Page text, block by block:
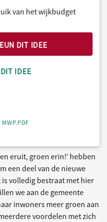
van het wijkbudget
DIT IDEE
IDEE
eruit, groen erin!’ hebben
een deel van de nieuwe
volledig bestraat met hier
we aan de gemeente
inwoners meer groen aan
voordelen met zich